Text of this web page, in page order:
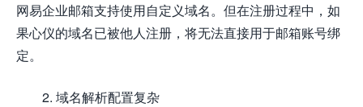
网易企业邮箱支持使用自定义域名。但在注册过程中，如
果心仪的域名已被他人注册，将无法直接用于邮箱账号绑
定。
2. 域名解析配置复杂